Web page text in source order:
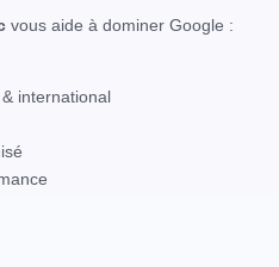
vous aide à dominer Google :
international